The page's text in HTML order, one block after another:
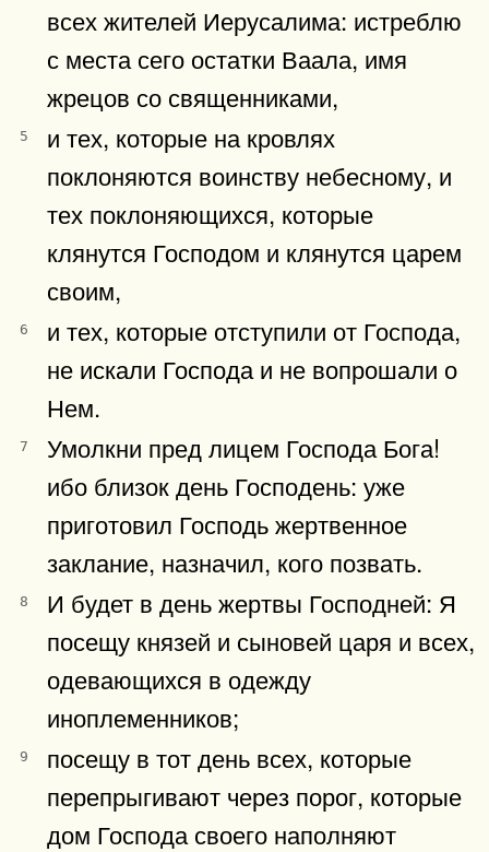
всех жителей Иерусалима: истреблю
с места сего остатки Ваала, имя
жрецов со священниками,
5
и тех, которые на кровлях
поклоняются воинству небесному, и
тех поклоняющихся, которые
клянутся Господом и клянутся царем
своим,
6
и тех, которые отступили от Господа,
не искали Господа и не вопрошали о
Нем.
7
Умолкни пред лицем Господа Бога!
ибо близок день Господень: уже
приготовил Господь жертвенное
заклание, назначил, кого позвать.
8
И будет в день жертвы Господней: Я
посещу князей и сыновей царя и всех,
одевающихся в одежду
иноплеменников;
9
посещу в тот день всех, которые
перепрыгивают через порог, которые
дом Господа своего наполняют